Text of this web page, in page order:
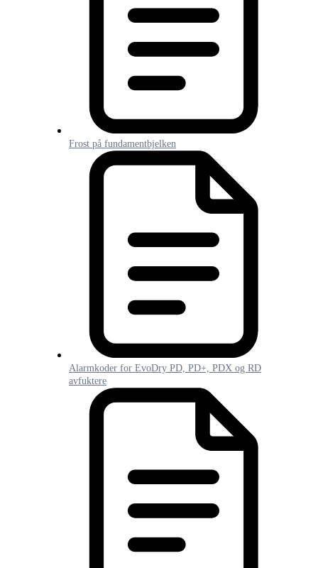
Frost på fundamentbjelken
Alarmkoder for EvoDry PD, PD+, PDX og RD
avfuktere